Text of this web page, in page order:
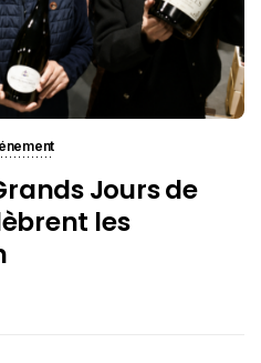
Jours de
les